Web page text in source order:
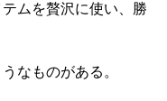
ムを贅沢に使い、勝
なものがある。